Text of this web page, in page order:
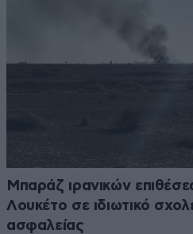
Μπαράζ ιρανικών
Λουκέτο σε ιδιωτικό
ασφαλείας